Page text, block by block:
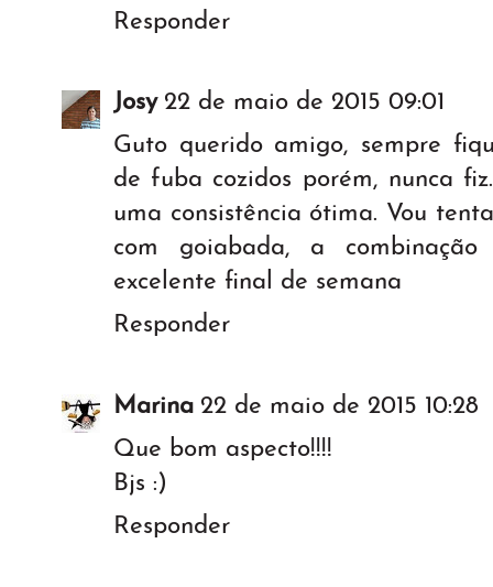
Responder
Josy 22 de maio de 2015 09:01
Guto querido amigo, sempre
de fuba cozidos porém, nunca
uma consistência ótima. Vou
com goiabada, a
excelente final de semana
Responder
Marina 22 de maio de 2015 10:28
Que bom aspecto!!!!
Bjs :)
Responder